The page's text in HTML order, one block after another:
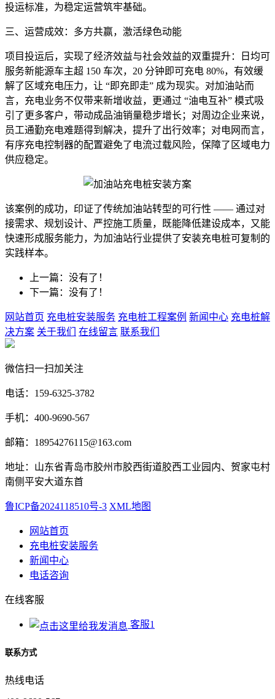
投运标准，为稳定运营筑牢基础。
三、运营成效：多方共赢，激活绿色动能
项目投运后，实现了经济效益与社会效益的双重提升：日均可
服务新能源车主超 150 车次，20 分钟即可充电 80%，有效缓
解了区域充电压力，让 “即充即走” 成为现实。对加油站而
言，充电业务不仅带来新增收益，更通过 “油电互补” 模式吸
引了更多客户，带动成品油销量稳步增长；对周边企业来说，
员工通勤充电难题得到解决，提升了出行效率；对电网而言，
有序充电控制器的配置避免了电流过载风险，保障了区域电力
供应稳定。
该案例的成功，印证了传统加油站转型的可行性 —— 通过对
接需求、规划设计、严控施工质量，既能降低建设成本，又能
快速形成服务能力，为加油站行业提供了安装充电桩可复制的
实践样本。
上一篇：没有了！
下一篇：没有了！
网站首页 充电桩安装服务 充电桩工程案例 新闻中心 充电桩解
决方案 关于我们 在线留言 联系我们
微信扫一扫加关注
电话：159-6325-3782
手机：400-9690-567
邮箱：18954276115@163.com
地址：山东省青岛市胶州市胶西街道胶西工业园内、贺家屯村
南侧平安大道东首
鲁ICP备2024118510号-3 XML地图
网站首页
充电桩安装服务
新闻中心
电话咨询
在线客服
客服1
联系方式
热线电话